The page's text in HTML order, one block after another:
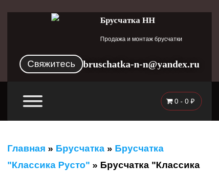
Брусчатка НН
Продажа и монтаж брусчатки
Свяжитесь bruschatka-n-n@yandex.ru
0 - 0 ₽
Главная » Брусчатка » Брусчатка
"Классика Русто" » Брусчатка "Классика